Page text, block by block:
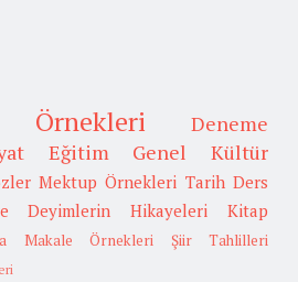
Örnekleri
Deneme
Eğitim Genel Kültür
Mektup Örnekleri Tarih Ders
Deyimlerin Hikayeleri
Kitap
Makale Örnekleri Şiir Tahlilleri